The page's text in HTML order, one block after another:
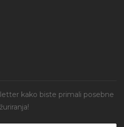
kako biste primali posebne